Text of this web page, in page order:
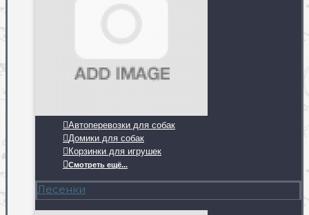
Автоперевозки для собак
Домики для собак
Корзинки для игрушек
Смотреть ещё...
Лесенки